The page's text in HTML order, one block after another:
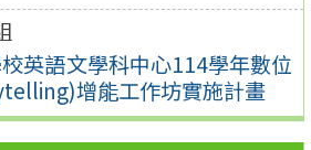
英語文學科中心114學年數位
增能工作坊實施計畫